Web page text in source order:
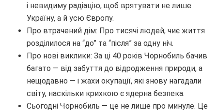
і невидиму радіацію, щоб врятувати не лише
Україну, а й усю Європу.
Про втрачений дім: Про тисячі людей, чиє життя
розділилося на “до” та “після” за одну ніч.
Про нові виклики: За ці 40 років Чорнобиль бачив
багато — від забуття до відродження природи, а
нещодавно — і жахи окупації, які знову нагадали
світу, наскільки крихкою є ядерна безпека.
Сьогодні Чорнобиль — це не лише про минуле. Це